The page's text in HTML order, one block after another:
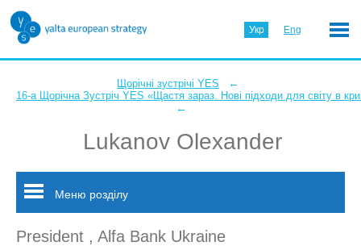
Укр Eng
Щорічні зустрічі YES ←
16-а Щорічна Зустріч YES «Щастя зараз. Нові підходи для світу в
←
Lukanov Olexander
Меню розділу
President , Alfa Bank Ukraine